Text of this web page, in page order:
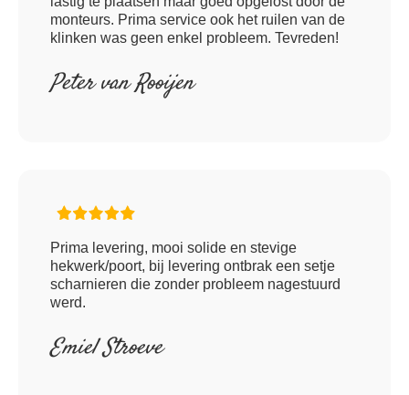
monteurs. Prima service ook het ruilen van de
klinken was geen enkel probleem. Tevreden!
Peter van Rooijen
Prima levering, mooi solide en stevige
hekwerk/poort, bij levering ontbrak een setje
scharnieren die zonder probleem nagestuurd
werd.
Emiel Stroeve